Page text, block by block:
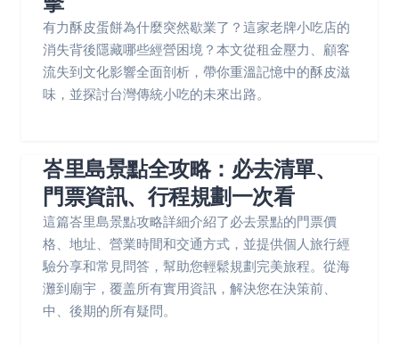
有力酥皮蛋餅為什麼突然歇業了？這家老牌小吃店的
消失背後隱藏哪些經營困境？本文從租金壓力、顧客
流失到文化影響全面剖析，帶你重溫記憶中的酥皮滋
味，並探討台灣傳統小吃的未來出路。
峇里島景點全攻略：必去清單、
門票資訊、行程規劃一次看
這篇峇里島景點攻略詳細介紹了必去景點的門票價
格、地址、營業時間和交通方式，並提供個人旅行經
驗分享和常見問答，幫助您輕鬆規劃完美旅程。從海
灘到廟宇，覆盖所有實用資訊，解決您在決策前、
中、後期的所有疑問。